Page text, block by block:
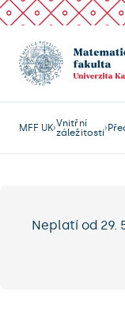
MFF UK Vnitřní
záležitosti
Neplatí od 29.